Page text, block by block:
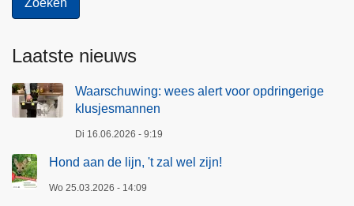
Laatste nieuws
Waarschuwing: wees alert voor opdringerige
klusjesmannen
Di 16.06.2026 - 9:19
Hond aan de lijn, 't zal wel zijn!
Wo 25.03.2026 - 14:09